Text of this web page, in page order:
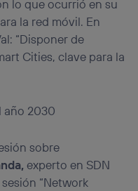
lo que ocurrió en su
la red móvil. En
“Disponer de
Cities, clave para la
sobre
experto en SDN
“Network